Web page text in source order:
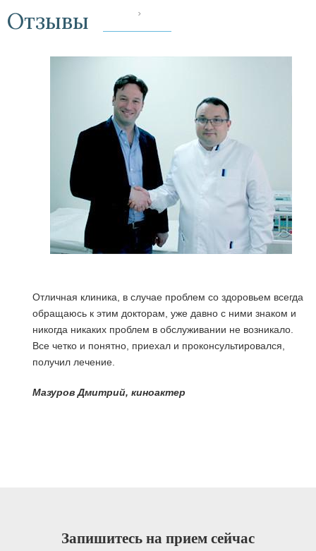
Отзывы
Отличная клиника, в случае проблем со здоровьем всегда
обращаюсь к этим докторам, уже давно с ними знаком и
никогда никаких проблем в обслуживании не возникало.
Все четко и понятно, приехал и проконсультировался,
получил лечение.
Мазуров Дмитрий, киноактер
‹
Запишитесь на прием сейчас